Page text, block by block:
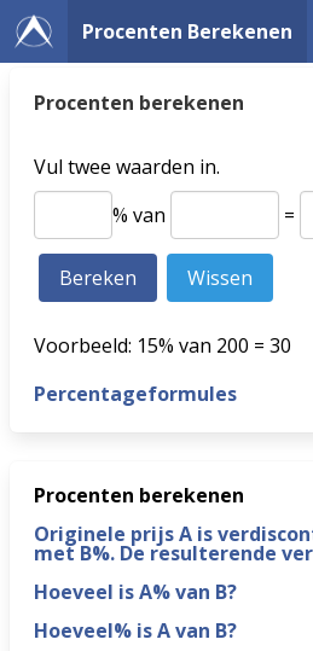
Procenten Berekenen
Procenten berekenen
Vul twee waarden in.
% van
=
Voorbeeld: 15% van 200 = 30
Percentageformules
Procenten berekenen
Originele prijs A is
met B%. De resulterende
Hoeveel is A% van B?
Hoeveel% is A van B?